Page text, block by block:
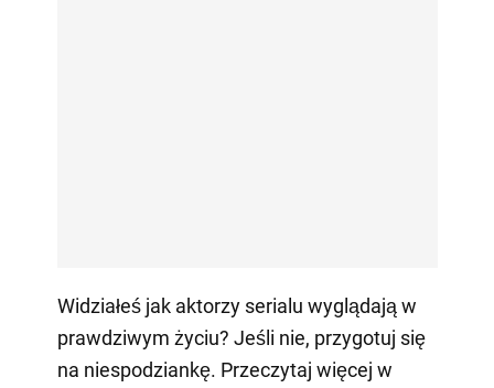
Widziałeś jak aktorzy serialu wyglądają w
prawdziwym życiu? Jeśli nie, przygotuj się
na niespodziankę. Przeczytaj więcej w